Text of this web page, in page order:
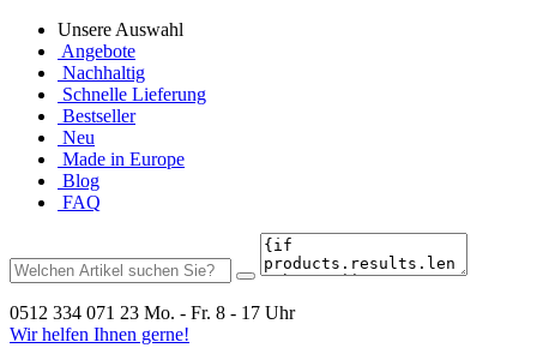
Unsere Auswahl
Angebote
Nachhaltig
Schnelle Lieferung
Bestseller
Neu
Made in Europe
Blog
FAQ
0512 334 071 23 Mo. - Fr. 8 - 17 Uhr
Wir helfen Ihnen gerne!